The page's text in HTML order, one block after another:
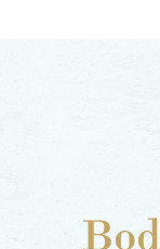
baja